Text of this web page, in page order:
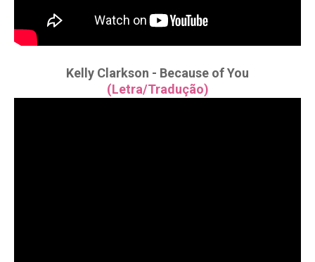
Kelly Clarkson - Because of You
(Letra/Tradução)